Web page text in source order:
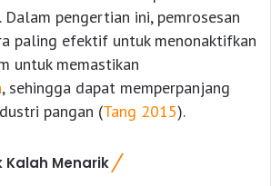
pengertian ini, pemrosesan
paling efektif untuk menonaktifkan
untuk memastikan
, sehingga dapat memperpanjang
pangan (Tang 2015).
Kalah Menarik